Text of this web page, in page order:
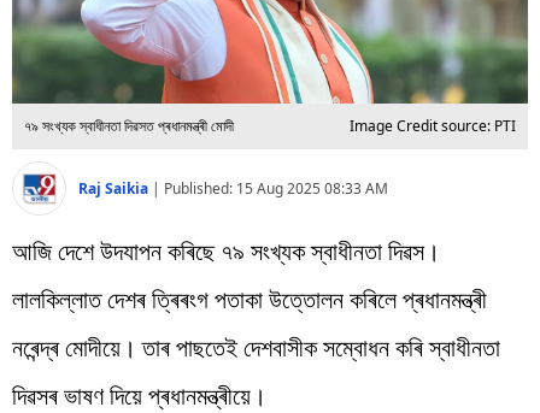
৭৯ সংখ্যক স্বাধীনতা দিৱসত প্ৰধানমন্ত্ৰী মোদী Image Credit source: PTI
Raj Saikia | Published: 15 Aug 2025 08:33 AM
আজি দেশে উদযাপন কৰিছে ৭৯ সংখ্যক স্বাধীনতা দিৱস।
লালকিল্লাত দেশৰ ত্ৰিৰংগ পতাকা উত্তোলন কৰিলে প্ৰধানমন্ত্ৰী
নৰেন্দ্ৰ মোদীয়ে। তাৰ পাছতেই দেশবাসীক সম্বোধন কৰি স্বাধীনতা
দিৱসৰ ভাষণ দিয়ে প্ৰধানমন্ত্ৰীয়ে।